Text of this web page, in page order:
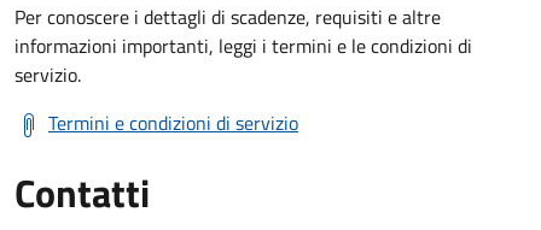
Per conoscere i dettagli di scadenze, requisiti e altre
informazioni importanti, leggi i termini e le condizioni di
servizio.
Termini e condizioni di servizio
Contatti